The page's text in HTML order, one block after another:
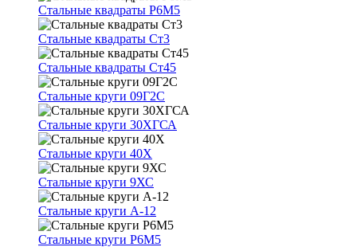
Стальные квадраты Р6М5
Стальные квадраты Ст3
Стальные квадраты Ст45
Стальные круги 09Г2С
Стальные круги 30ХГСА
Стальные круги 40Х
Стальные круги 9ХС
Стальные круги А-12
Стальные круги Р6М5